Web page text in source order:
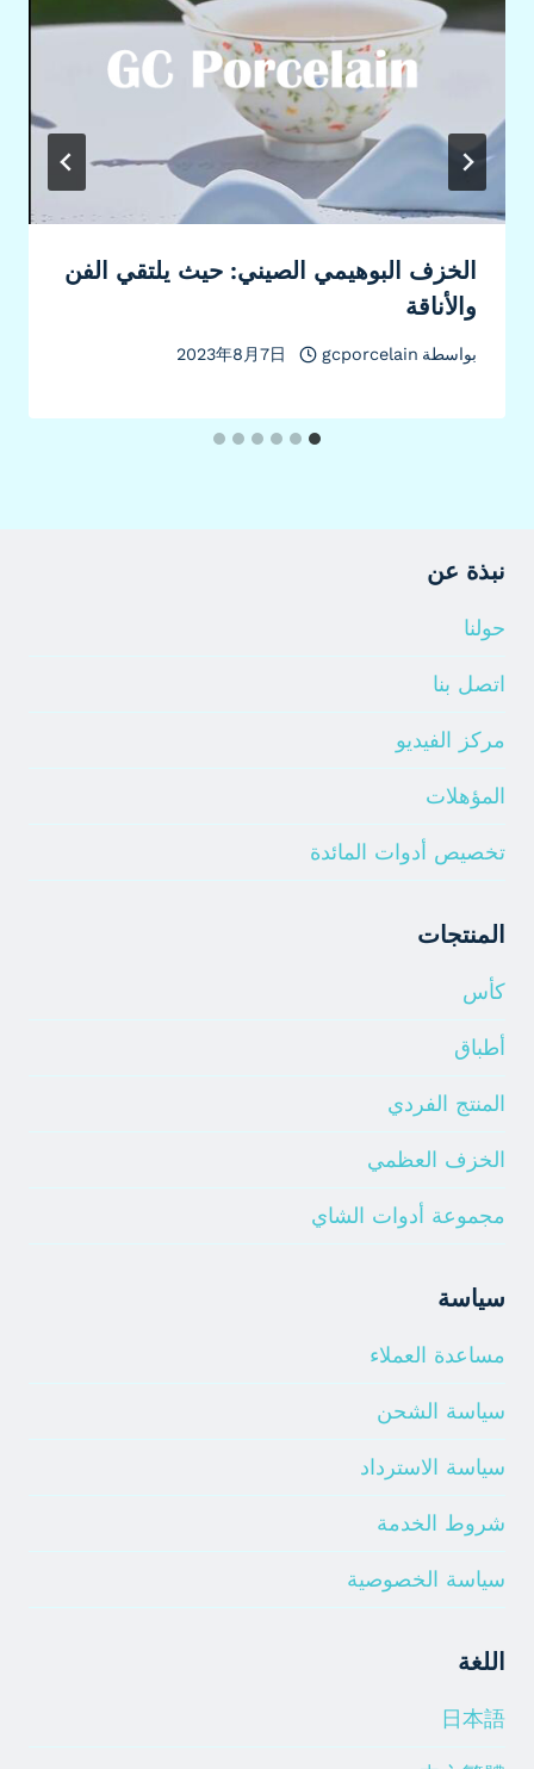
الخزف البوهيمي الصيني: حيث يلتقي الفن
والأناقة
بواسطة gcporcelain
2023年8月7日
نبذة عن
حولنا
اتصل بنا
مركز الفيديو
المؤهلات
تخصيص أدوات المائدة
المنتجات
كأس
أطباق
المنتج الفردي
الخزف العظمي
مجموعة أدوات الشاي
سياسة
مساعدة العملاء
سياسة الشحن
سياسة الاسترداد
شروط الخدمة
سياسة الخصوصية
اللغة
日本語